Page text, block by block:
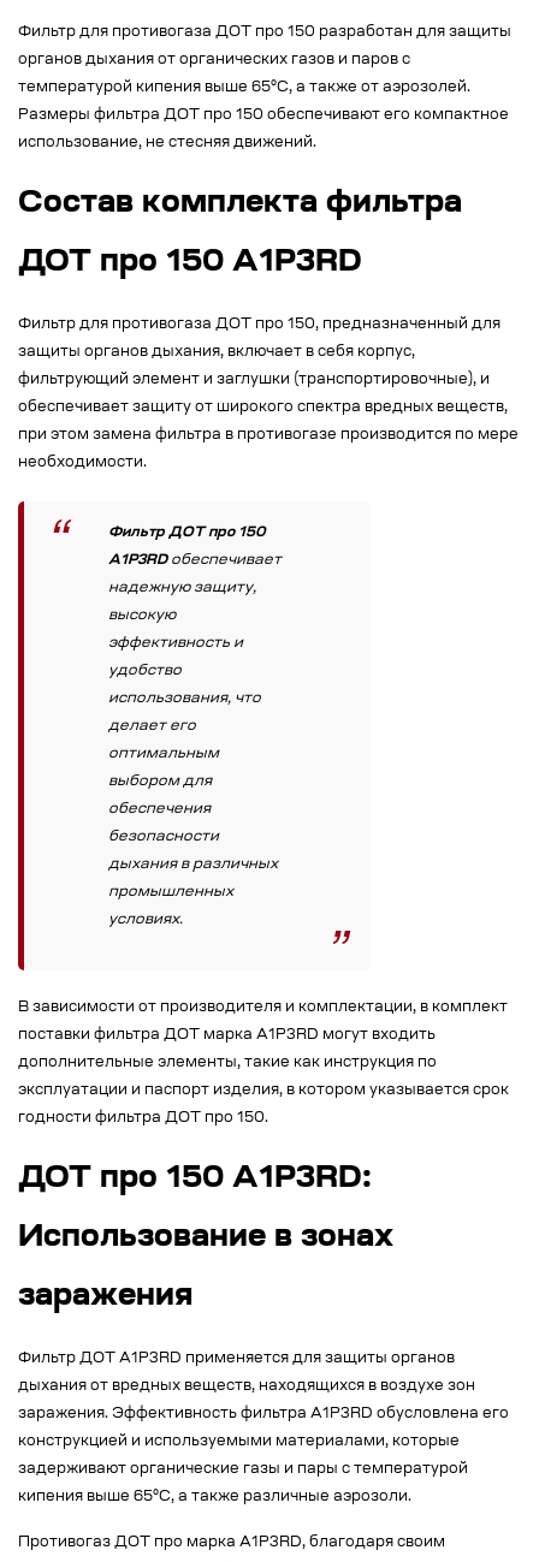
Фильтр для противогаза ДОТ про 150 разработан для защиты
органов дыхания от органических газов и паров с
температурой кипения выше 65°С, а также от аэрозолей.
Размеры фильтра ДОТ про 150 обеспечивают его компактное
использование, не стесняя движений.
Состав комплекта фильтра
ДОТ про 150 А1Р3RD
Фильтр для противогаза ДОТ про 150, предназначенный для
защиты органов дыхания, включает в себя корпус,
фильтрующий элемент и заглушки (транспортировочные), и
обеспечивает защиту от широкого спектра вредных веществ,
при этом замена фильтра в противогазе производится по мере
необходимости.
Фильтр ДОТ про 150
А1Р3RDобеспечивает
надежную защиту,
высокую
эффективность и
удобство
использования, что
делает его
оптимальным
выбором для
обеспечения
безопасности
дыхания в различных
промышленных
условиях.
В зависимости от производителя и комплектации, в комплект
поставки фильтра ДОТ марка А1Р3RD могут входить
дополнительные элементы, такие как инструкция по
эксплуатации и паспорт изделия, в котором указывается срок
годности фильтра ДОТ про 150.
ДОТ про 150 А1Р3RD:
Использование в зонах
заражения
Фильтр ДОТ А1Р3RD применяется для защиты органов
дыхания от вредных веществ, находящихся в воздухе зон
заражения. Эффективность фильтра А1Р3RD обусловлена его
конструкцией и используемыми материалами, которые
задерживают органические газы и пары с температурой
кипения выше 65°С, а также различные аэрозоли.
Противогаз ДОТ про марка А1Р3RD, благодаря своим